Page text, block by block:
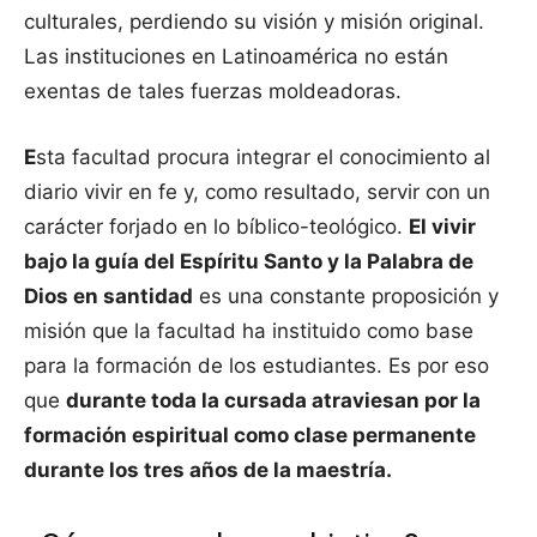
culturales, perdiendo su visión y misión original.
Las instituciones en Latinoamérica no están
exentas de tales fuerzas moldeadoras.
Esta facultad procura integrar el conocimiento al
diario vivir en fe y, como resultado, servir con un
carácter forjado en lo bíblico-teológico. El vivir
bajo la guía del Espíritu Santo y la Palabra de
Dios en santidad es una constante proposición y
misión que la facultad ha instituido como base
para la formación de los estudiantes. Es por eso
que durante toda la cursada atraviesan por la
formación espiritual como clase permanente
durante los tres años de la maestría.